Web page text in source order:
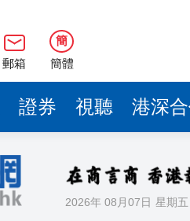
郵箱
簡
簡體
證券 視聽 港深
2026年 08月07日 星期五